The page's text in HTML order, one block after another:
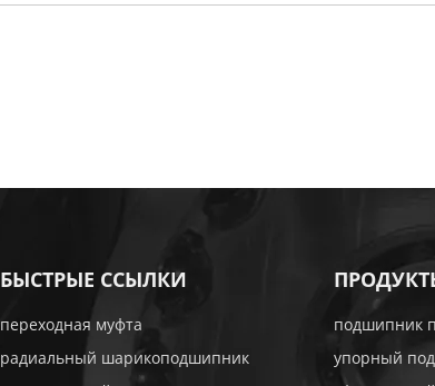
БЫСТРЫЕ ССЫЛКИ
переходная муфта
радиальный шарикоподшипник
подшипник
упорный